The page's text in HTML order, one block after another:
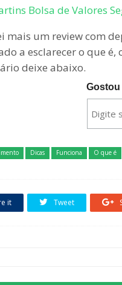
Bolsa de Valores
mais um review com
a esclarecer o que
deixe abaixo.
Gostou
Dicas Funciona O que é
it Tweet